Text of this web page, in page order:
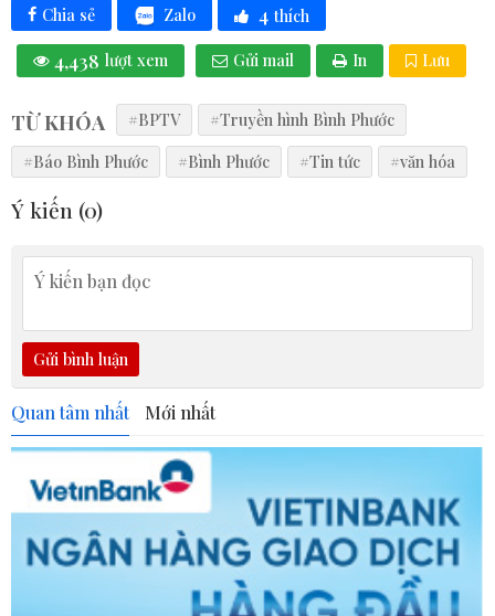
Chia sẻ Zalo 4 thích
4,438 lượt xem Gửi mail In Lưu
TỪ KHÓA #BPTV
#Truyền hình Bình Phước
#Báo Bình Phước
#Bình Phước #Tin tức #văn hóa
Ý kiến (0)
Gửi bình luận
Quan tâm nhất Mới nhất